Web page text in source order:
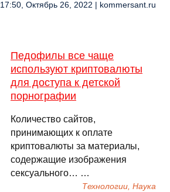
17:50, Октябрь 26, 2022 | kommersant.ru
Педофилы все чаще
используют криптовалюты
для доступа к детской
порнографии
Количество сайтов,
принимающих к оплате
криптовалюты за материалы,
содержащие изображения
сексуального… …
Технологии, Наука